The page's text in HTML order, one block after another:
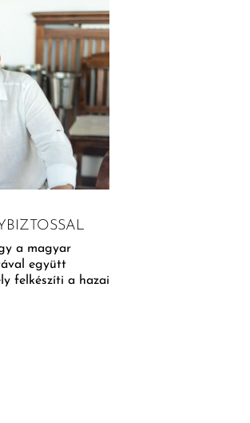
a magyar
együtt
felkészíti a hazai